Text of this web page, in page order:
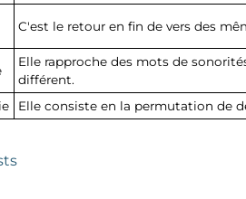
C'est le retour en fin de vers des
Elle rapproche des mots de
différent.
Elle consiste en la permutation de